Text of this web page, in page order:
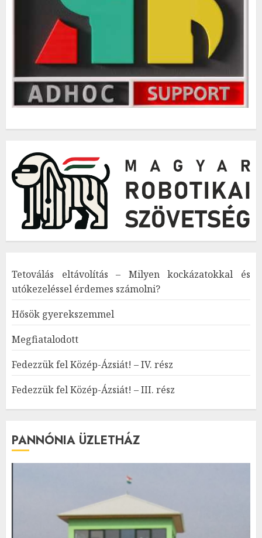
Tetoválás eltávolítás – Milyen kockázatokkal és
utókezeléssel érdemes számolni?
Hősök gyerekszemmel
Megfiatalodott
Fedezzük fel Közép-Ázsiát! – IV. rész
Fedezzük fel Közép-Ázsiát! – III. rész
PANNÓNIA ÜZLETHÁZ